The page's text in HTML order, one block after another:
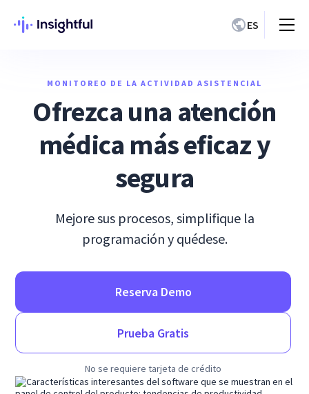
ES
MONITOREO DE LA ACTIVIDAD ASISTENCIAL
Ofrezca una atención
médica más eficaz y
segura
Mejore sus procesos, simplifique la
programación y quédese.
Reserva Demo
Prueba Gratis
No se requiere tarjeta de crédito